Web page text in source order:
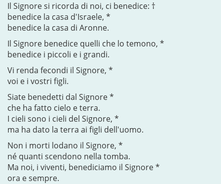
Il Signore si ricorda di noi, ci benedice: †
benedice la casa d'Israele, *
benedice la casa di Aronne.
Il Signore benedice quelli che lo temono, *
benedice i piccoli e i grandi.
Vi renda fecondi il Signore, *
voi e i vostri figli.
Siate benedetti dal Signore *
che ha fatto cielo e terra.
I cieli sono i cieli del Signore, *
ma ha dato la terra ai figli dell'uomo.
Non i morti lodano il Signore, *
né quanti scendono nella tomba.
Ma noi, i viventi, benediciamo il Signore *
ora e sempre.